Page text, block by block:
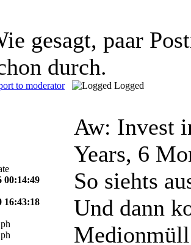
gesagt, paar
durch.
to moderator Logged
00:14:49
16:43:18
Aw: Invest
Years, 6
So siehts
Und dann